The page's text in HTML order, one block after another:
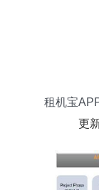
租机宝
更